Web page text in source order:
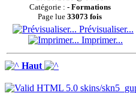
Catégorie : - Formations
Page lue33073 fois
Prévisualiser...
Imprimer...
Haut